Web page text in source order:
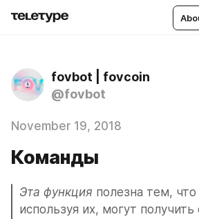
fovbot | fovcoin
@fovbot
November 19, 2018
Команды
Эта функция полезна тем,
используя их, могут получить